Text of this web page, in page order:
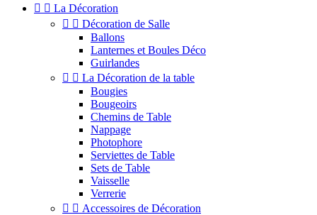
  La Décoration
  Décoration de Salle
Ballons
Lanternes et Boules Déco
Guirlandes
  La Décoration de la table
Bougies
Bougeoirs
Chemins de Table
Nappage
Photophore
Serviettes de Table
Sets de Table
Vaisselle
Verrerie
  Accessoires de Décoration